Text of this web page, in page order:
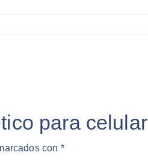
para
con *